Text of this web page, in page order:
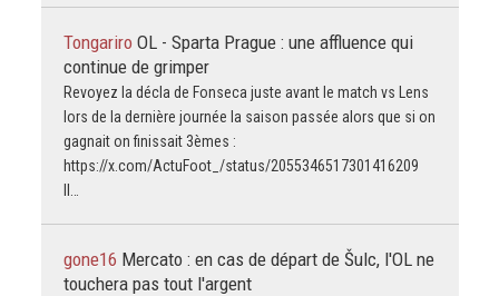
Tongariro OL - Sparta Prague : une affluence qui
continue de grimper
Revoyez la décla de Fonseca juste avant le match vs Lens
lors de la dernière journée la saison passée alors que si on
gagnait on finissait 3èmes :
https://x.com/ActuFoot_/status/2055346517301416209
gone16 Mercato : en cas de départ de Šulc, l'OL ne
touchera pas tout l'argent